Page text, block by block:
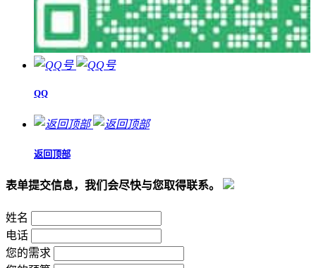
QQ
返回顶部
表单提交信息，我们会尽快与您取得联系。
姓名
电话
您的需求